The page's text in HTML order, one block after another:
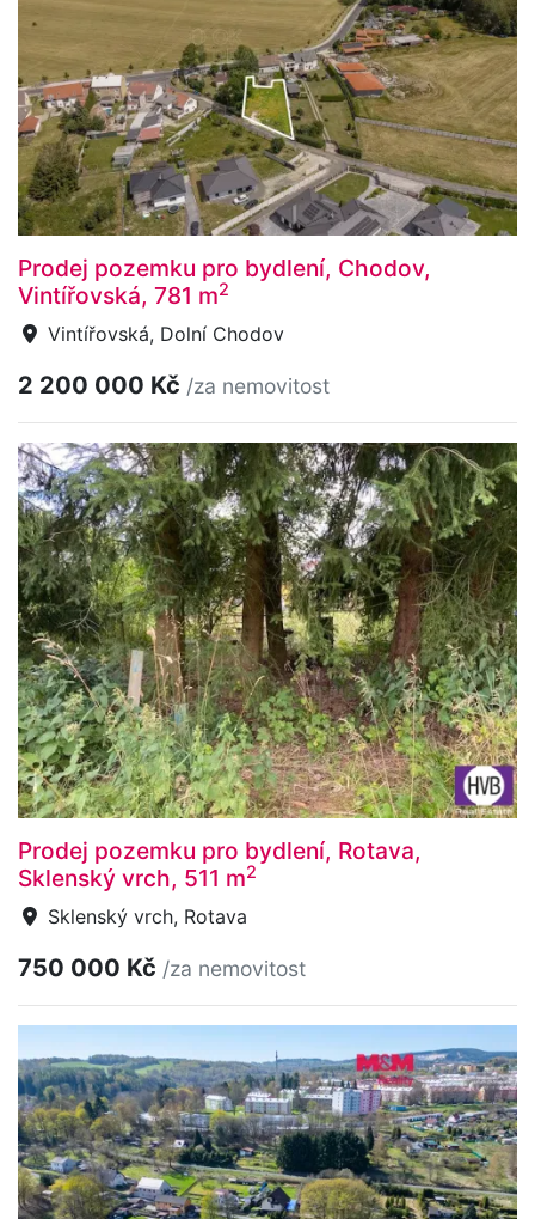
Prodej pozemku pro bydlení, Chodov,
Vintířovská, 781 m2
Vintířovská, Dolní Chodov
2 200 000 Kč /za nemovitost
Prodej pozemku pro bydlení, Rotava,
Sklenský vrch, 511 m2
Sklenský vrch, Rotava
750 000 Kč /za nemovitost